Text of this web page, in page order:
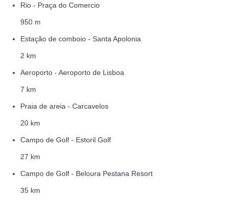
Rio - Praça do Comercio
950 m
Estação de comboio - Santa Apolonia
2 km
Aeroporto - Aeroporto de Lisboa
7 km
Praia de areia - Carcavelos
20 km
Campo de Golf - Estoril Golf
27 km
Campo de Golf - Beloura Pestana Resort
35 km